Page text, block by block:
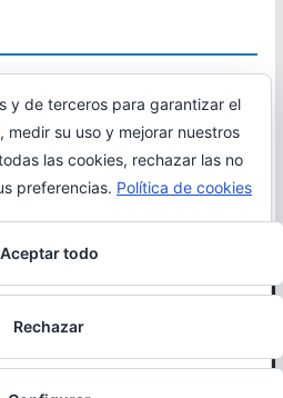
en La Rioja
y de terceros para garantizar el
su uso y mejorar nuestros
las cookies, rechazar las no
preferencias. Política de cookies
Aceptar todo
Rechazar